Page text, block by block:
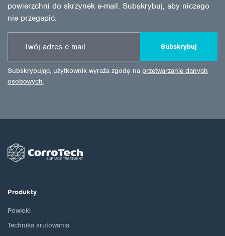
powierzchni do skrzynek e-mail. Subskrybuj, aby niczego
nie przegapić.
Subskrybuj
Subskrybując, użytkownik wyraża zgodę na przetwarzanie danych
osobowych.
Produkty
Powłoki
Technika śrutowania